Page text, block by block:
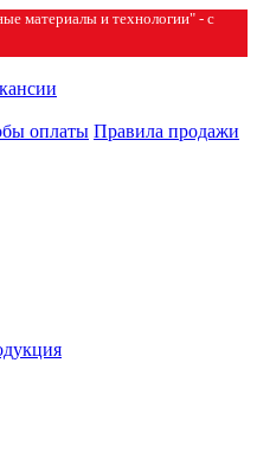
материалы и технологии" - с
оплаты Правила продажи